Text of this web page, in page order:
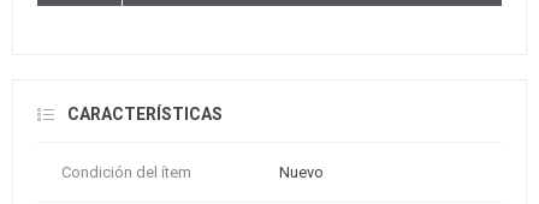
CARACTERÍSTICAS
Condición del ítem Nuevo